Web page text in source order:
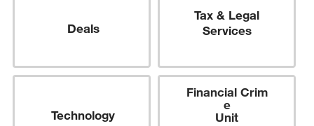
Deals
Tax & Legal
Services
Technology
Financial Crim
e
Unit